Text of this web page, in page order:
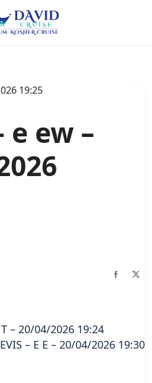
e ew –
T – 20/04/2026 19:24
– E E – 20/04/2026 19:30